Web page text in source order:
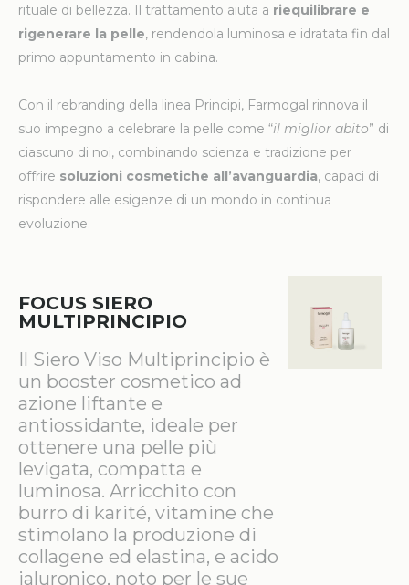
rituale di bellezza. Il trattamento aiuta a riequilibrare e
rigenerare la pelle, rendendola luminosa e idratata fin dal
primo appuntamento in cabina.
Con il rebranding della linea Principi, Farmogal rinnova il
suo impegno a celebrare la pelle come “il miglior abito” di
ciascuno di noi, combinando scienza e tradizione per
offrire soluzioni cosmetiche all’avanguardia, capaci di
rispondere alle esigenze di un mondo in continua
evoluzione.
FOCUS SIERO
MULTIPRINCIPIO
Il Siero Viso Multiprincipio è
un booster cosmetico ad
azione liftante e
antiossidante, ideale per
ottenere una pelle più
levigata, compatta e
luminosa. Arricchito con
burro di karité, vitamine che
stimolano la produzione di
collagene ed elastina, e acido
ialuronico, noto per le sue